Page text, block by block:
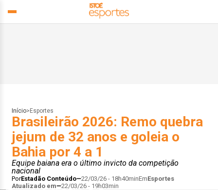
Início> Esportes
Brasileirão 2026: Remo quebra
jejum de 32 anos e goleia o
Bahia por 4 a 1
Equipe baiana era o último invicto da competição
nacional
PorEstadão Conteúdo 22/03/26 - 18h40minEmEsportes
Atualizado em
22/03/26 - 19h03min